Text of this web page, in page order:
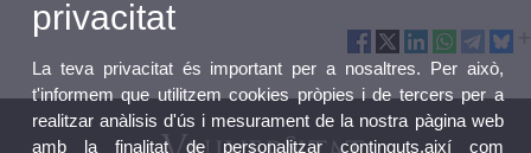
privacitat
La teva privacitat és important per a nosaltres. Per això,
t'informem que utilitzem cookies pròpies i de tercers per a
realitzar anàlisis d'ús i mesurament de la nostra pàgina web
amb la finalitat de personalitzar continguts,així com